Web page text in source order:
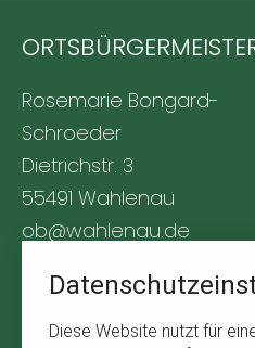
Rosemarie Bongard-
Schroeder
Dietrichstr. 3
55491 Wahlenau
ob@wahlenau.de
BÜRGERSERVICE
Diese Website nutzt für